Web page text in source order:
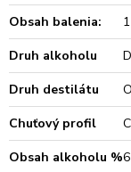
Obsah balenia:
Druh alkoholu
Druh destilátu
Chuťový profil
Obsah alkoholu %